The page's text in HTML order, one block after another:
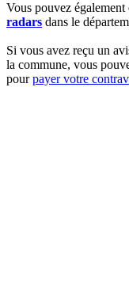
Vous pouvez également
radars dans le
Si vous avez reçu un
la commune, vous
pourpayer votre